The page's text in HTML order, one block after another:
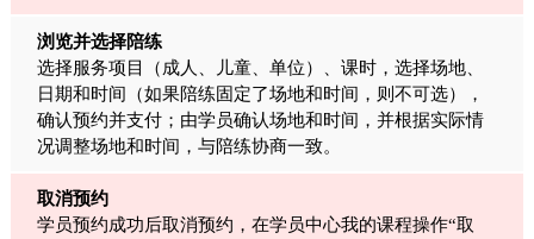
浏览并选择陪练
选择服务项目（成人、儿童、单位）、课时，选择场地、
日期和时间（如果陪练固定了场地和时间，则不可选），
确认预约并支付；由学员确认场地和时间，并根据实际情
况调整场地和时间，与陪练协商一致。
取消预约
学员预约成功后取消预约，在学员中心我的课程操作“取